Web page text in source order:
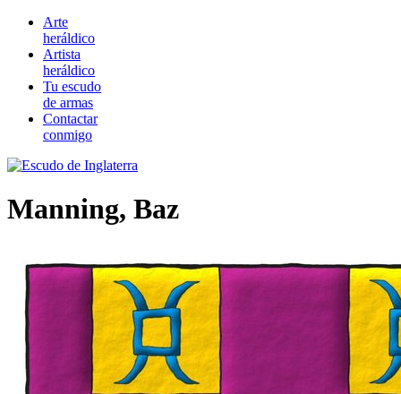
Arte
heráldico
Artista
heráldico
Tu escudo
de armas
Contactar
conmigo
Manning, Baz